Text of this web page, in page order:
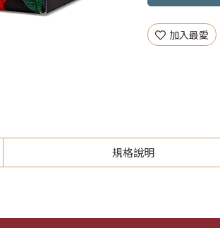
加入最愛
規格說明